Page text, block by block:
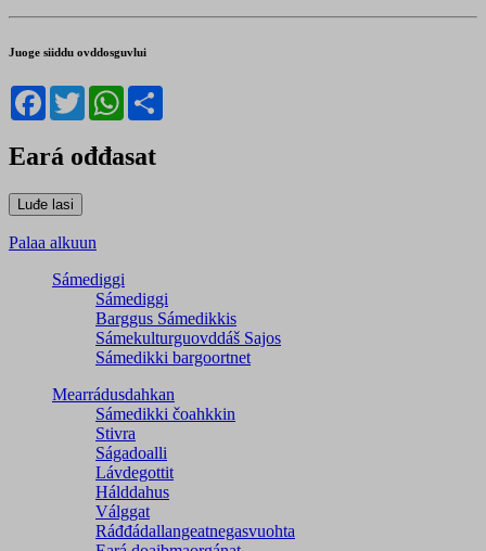
Juoge siiddu ovddosguvlui
Facebook
TwitterWhatsApp
Eará ođđasat
Palaa alkuun
Sámediggi
Sámediggi
Barggus Sámedikkis
Sámekulturguovddáš Sajos
Sámedikki bargoortnet
Mearrádusdahkan
Sámedikki čoahkkin
Stivra
Ságadoalli
Lávdegottit
Hálddahus
Válggat
Ráđđádallangeatnegas­vuohta